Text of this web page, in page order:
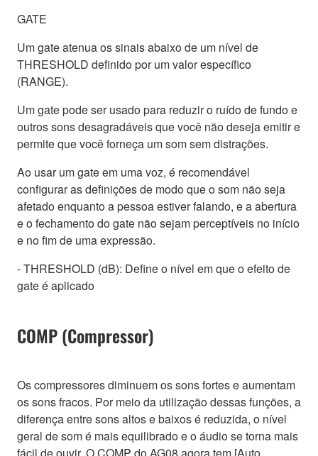
GATE
Um gate atenua os sinais abaixo de um nível de
THRESHOLD definido por um valor específico
(RANGE).
Um gate pode ser usado para reduzir o ruído de fundo e
outros sons desagradáveis que você não deseja emitir e
permite que você forneça um som sem distrações.
Ao usar um gate em uma voz, é recomendável
configurar as definições de modo que o som não seja
afetado enquanto a pessoa estiver falando, e a abertura
e o fechamento do gate não sejam perceptíveis no início
e no fim de uma expressão.
- THRESHOLD (dB): Define o nível em que o efeito de
gate é aplicado
COMP (Compressor)
Os compressores diminuem os sons fortes e aumentam
os sons fracos. Por meio da utilização dessas funções, a
diferença entre sons altos e baixos é reduzida, o nível
geral de som é mais equilibrado e o áudio se torna mais